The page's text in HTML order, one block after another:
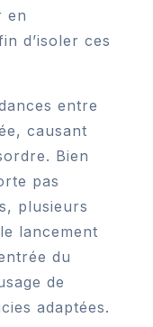
en
d’isoler ces
entre
causant
Bien
pas
plusieurs
lancement
du
de
adaptées.